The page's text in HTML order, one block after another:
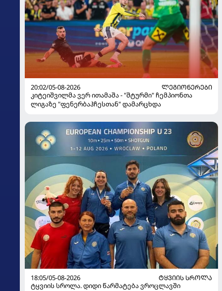
20:02/05-08-2026
ᲚᲔᲒᲘᲝᲜᲔᲠᲔᲑᲘ
კიტეიშვილმა ვერ ითამაშა - "შტურმი" ჩემპიონთა
ლიგაზე "ფენერბაჰჩესთან" დამარცხდა
18:05/05-08-2026
ᲢᲧᲕᲘᲘᲡ ᲡᲠᲝᲚᲐ
ტყვიის სროლა. დიდი წარმატება ვროცლავში